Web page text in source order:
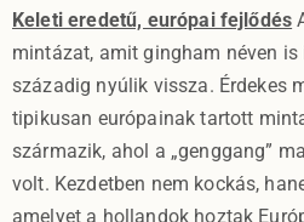
Keleti eredetű, európai fejlődés
mintázat, amit gingham néven is
századig nyúlik vissza. Érdekes
tipikusan európainak tartott
származik, ahol a „genggang”
volt. Kezdetben nem kockás,
amelyet a hollandok hoztak